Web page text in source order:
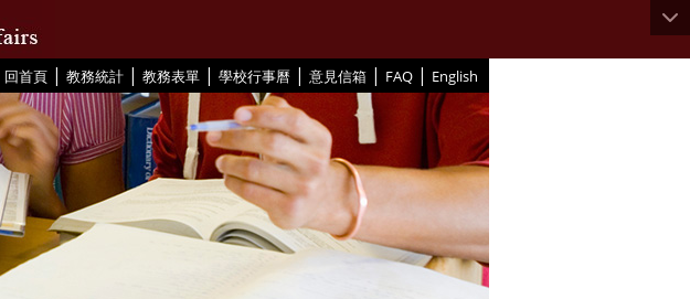
回首頁 | 教務統計 | 教務表單 | 學校行事曆 | 意見信箱 | FAQ | English